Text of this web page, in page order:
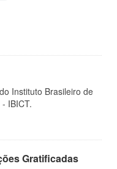
Instituto Brasileiro de
IBICT.
Gratificadas